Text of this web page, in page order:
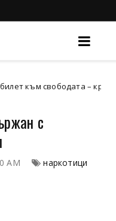
свободата – кросовият
с
AM наркотици